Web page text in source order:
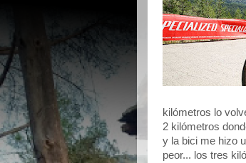
kilómetros lo
2 kilómetros
y la bici me hizo
peor... los tres